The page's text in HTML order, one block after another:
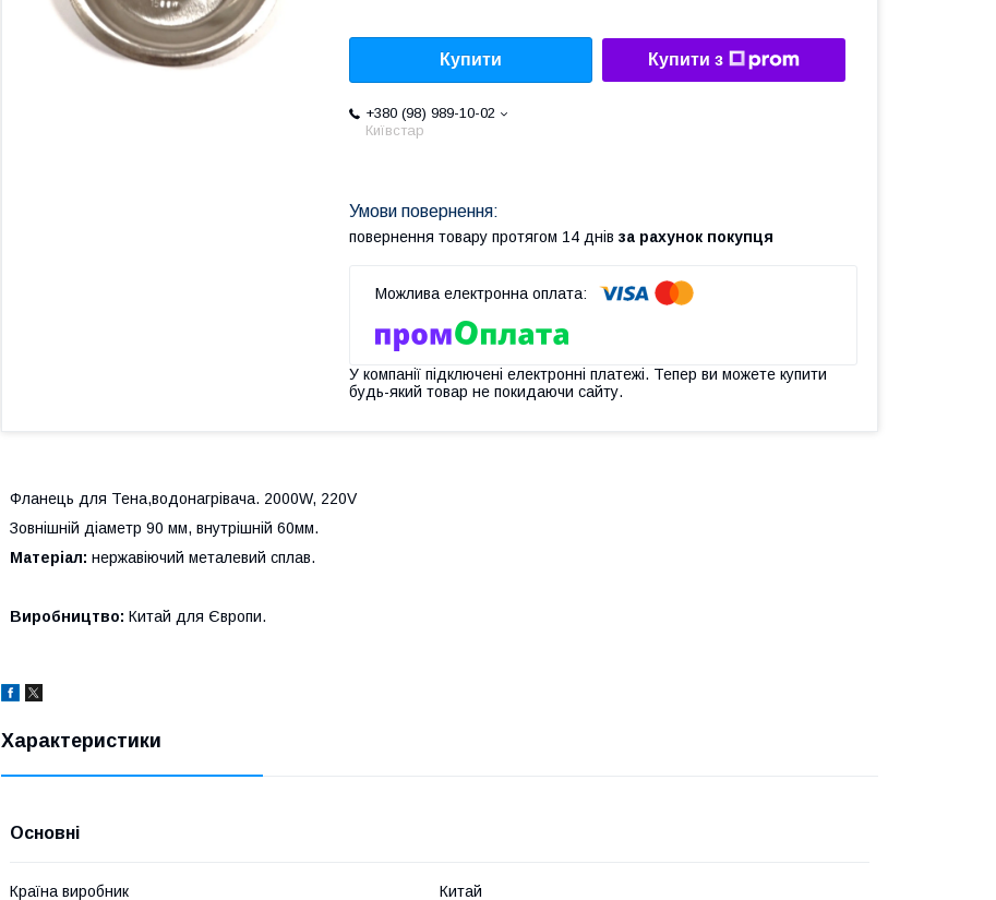
Купити Купити з
+380 (98) 989-10-02
Київстар
повернення товару протягом 14 днів за рахунок покупця
У компанії підключені електронні платежі. Тепер ви можете купити
будь-який товар не покидаючи сайту.
Фланець для Тена,водонагрівача. 2000W, 220V
Зовнішній діаметр 90 мм, внутрішній 60мм.
Матеріал: нержавіючий металевий сплав.
Виробництво: Китай для Європи.
Характеристики
Основні
Країна виробник Китай